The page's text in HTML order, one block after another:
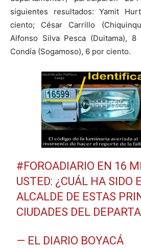
siguientes resultados: Yamit
ciento; César Carrillo
Alfonso Silva Pesca (Duitama),
Condía (Sogamoso), 6 por ciento.
#FOROADIARIO EN 16
USTED: ¿CUÁL HA SIDO
ALCALDE DE ESTAS
CIUDADES DEL
— EL DIARIO BOYACÁ